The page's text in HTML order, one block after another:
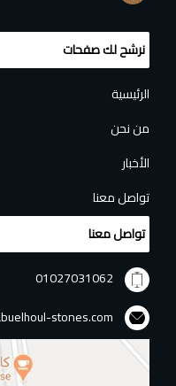
نرشح لك صفحات
الرئيسية
من نحن
الأخبار
تواصل معنا
تواصل معنا